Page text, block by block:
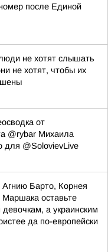
после Единой
не хотят слышать
не хотят, чтобы их
от
@rybar Михаила
для @SolovievLive
Барто, Корнея
Маршака оставьте
а украинским
да по-европейски